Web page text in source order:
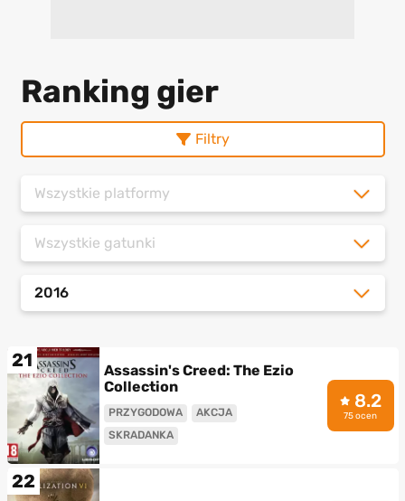
Ranking gier
Filtry
Wszystkie platformy
Wszystkie gatunki
2016
21
Assassin's Creed: The Ezio
Collection
PRZYGODOWA
AKCJA
SKRADANKA
8.2
75 ocen
22